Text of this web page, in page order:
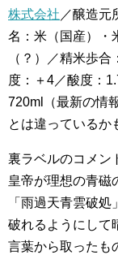
株式会社 ／醸造元
名：米（国産）・
（？）／精米歩
度：＋4／酸度：
720ml（最新の情
とは違っているか
裏ラベルのコメン
皇帝が理想の青磁
「雨過天青雲破
破れるようにして
言葉から取ったも